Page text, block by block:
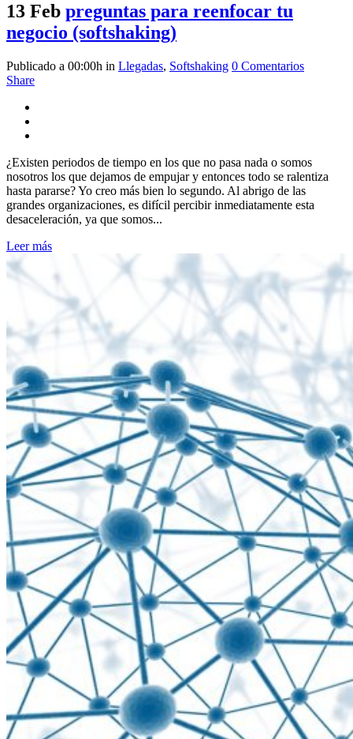
13 Feb preguntas para reenfocar tu
negocio (softshaking)
Publicado a 00:00h in Llegadas, Softshaking 0 Comentarios
Share
¿Existen periodos de tiempo en los que no pasa nada o somos
nosotros los que dejamos de empujar y entonces todo se ralentiza
hasta pararse? Yo creo más bien lo segundo. Al abrigo de las
grandes organizaciones, es difícil percibir inmediatamente esta
desaceleración, ya que somos...
Leer más